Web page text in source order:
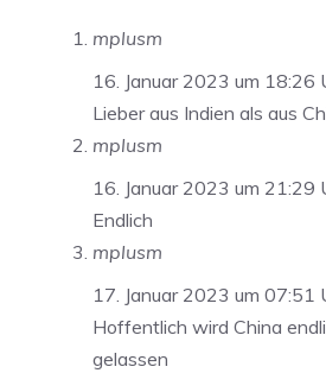
mplusm
16. Januar 2023 um 18:26
Lieber aus Indien als aus
mplusm
16. Januar 2023 um 21:29
Endlich
mplusm
17. Januar 2023 um 07:51
Hoffentlich wird China
gelassen